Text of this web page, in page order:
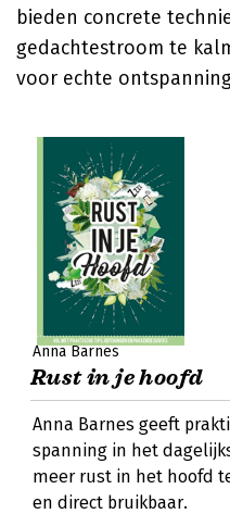
bieden concrete
gedachtestroom te
voor echte
Anna Barnes
Rust in je hoofd
Anna Barnes geeft
spanning in het
meer rust in het hoofd
en direct bruikbaar.